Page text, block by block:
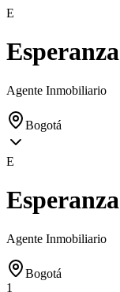
E
Esperanza
Agente Inmobiliario
Bogotá
E
Esperanza
Agente Inmobiliario
Bogotá
1